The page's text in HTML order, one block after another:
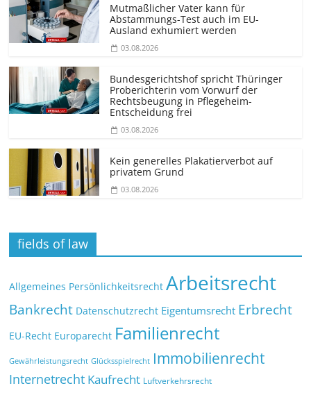
Mutmaßlicher Vater kann für
Abstammungs-Test auch im EU-
Ausland exhumiert werden
03.08.2026
Bundesgerichtshof spricht Thüringer
Proberichterin vom Vorwurf der
Rechtsbeugung in Pflegeheim-
Entscheidung frei
03.08.2026
Kein generelles Plakatierverbot auf
privatem Grund
03.08.2026
fields of law
Allgemeines Persönlichkeitsrecht Arbeitsrecht
Bankrecht Datenschutzrecht Eigentumsrecht Erbrecht
EU-Recht Europarecht Familienrecht
Gewährleistungsrecht Glücksspielrecht Immobilienrecht
Internetrecht Kaufrecht Luftverkehrsrecht